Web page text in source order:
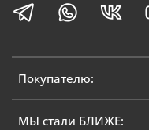
Покупателю:
МЫ стали БЛИЖЕ: